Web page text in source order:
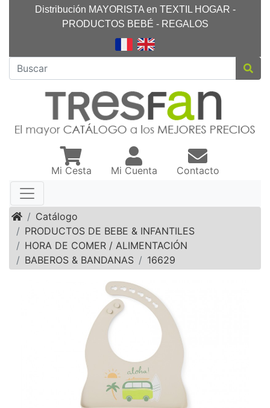
Distribución MAYORISTA en TEXTIL HOGAR -
PRODUCTOS BEBÉ - REGALOS
Mi Cesta Mi Cuenta Contacto
InicioCatálogo
PRODUCTOS DE BEBE & INFANTILES
HORA DE COMER / ALIMENTACIÓN
BABEROS & BANDANAS
16629